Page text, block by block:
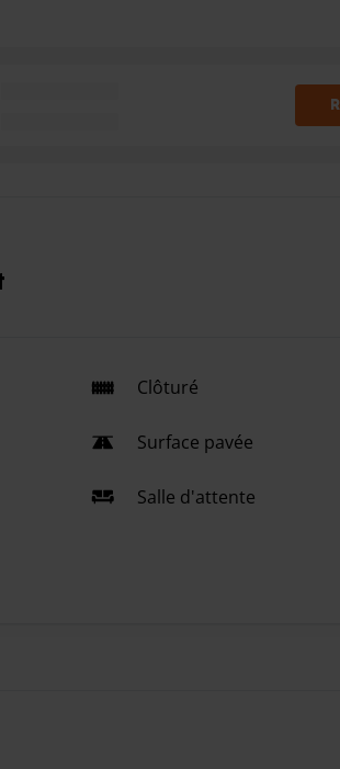
Clôturé
Surface pavée
Salle d'attente